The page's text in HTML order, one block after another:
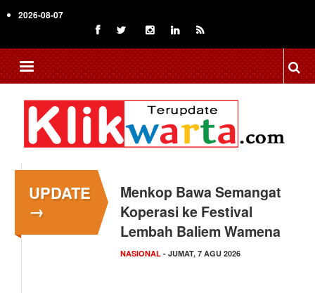
to
content
2026-08-07
UPDATE
→
Menkop Bawa Semangat
Koperasi ke Festival
Lembah Baliem Wamena
NASIONAL - JUMAT, 7 AGU 2026